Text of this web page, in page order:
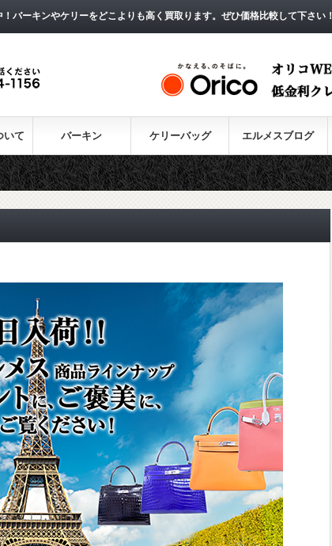
バーキンやケリーをどこよりも高く買取ります。ぜひ価格比較して下さい！
いて バーキン ケリーバッグ エルメスブログ